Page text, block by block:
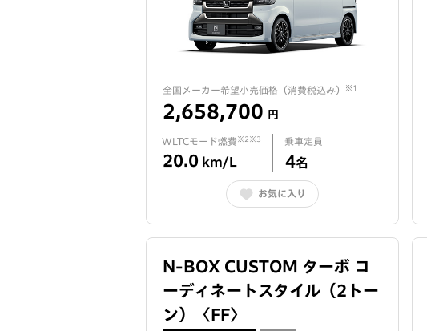
全国メーカー希望小売価格（ 消費税込み） ※1
2,658,700 円
WLTCモード燃費 ※2※3
20.0 km/L
乗車定員
4名
お気に入り
N-BOX CUSTOM ターボ コ
ーディネートスタイル（2トー
ン）
〈FF〉